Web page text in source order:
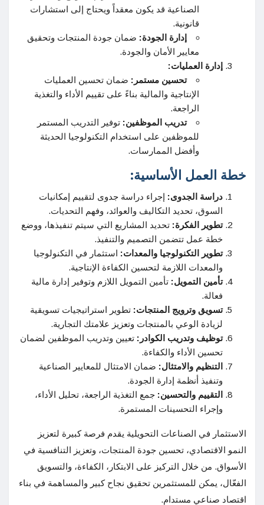
الصناعية قد يكون معقداً ويحتاج إلى استشارات
قانونية.
إدارة الجودة: ضمان جودة المنتجات وتحقيق
معايير الأمان والجودة.
إدارة العمليات:
تحسين مستمر: ضمان تحسين العمليات
الإنتاجية والمالية بناءً على تقييم الأداء والتغذية
الراجعة.
تدريب الموظفين: توفير التدريب المستمر
للموظفين على استخدام التكنولوجيا الحديثة
وأفضل الممارسات.
خطة العمل الأساسية:
دراسة الجدوى: إجراء دراسة جدوى لتقييم إمكانيات
السوق، تحديد التكاليف والعوائد، وفهم التحديات.
تطوير الفكرة: تحديد المشاريع التي سيتم تنفيذها، ووضع
خطة عمل تتضمن التصميم والتنفيذ.
تطوير التكنولوجيا والمعدات: استثمار في التكنولوجيا
والمعدات اللازمة لتحسين الكفاءة الإنتاجية.
تأمين التمويل: تأمين التمويل اللازم وتوفير إدارة مالية
فعالة.
تسويق وترويج المنتجات: تطوير استراتيجيات تسويقية
لزيادة الوعي بالمنتجات وتعزيز علامتك التجارية.
توظيف وتدريب الكوادر: تعيين وتدريب الموظفين لضمان
تحسين الأداء والكفاءة.
التنظيم والامتثال: ضمان الامتثال للمعايير الصناعية
وتنفيذ أنظمة إدارة الجودة.
التقييم والتحسين: جمع التغذية الراجعة، تحليل الأداء،
وإجراء التحسينات المستمرة.
الاستثمار في الصناعات التحويلية يقدم فرصة كبيرة لتعزيز
النمو الاقتصادي، تحسين جودة المنتجات، وتعزيز التنافسية في
الأسواق. من خلال التركيز على الابتكار، الكفاءة، والتسويق
الفعّال، يمكن للمستثمرين تحقيق نجاح كبير والمساهمة في بناء
اقتصاد صناعي مستدام.